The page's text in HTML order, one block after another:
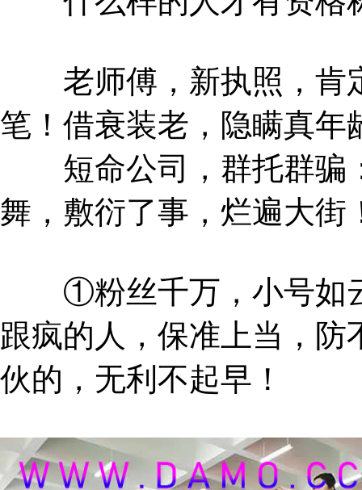
老师傅，新执照，肯
笔！借衰装老，隐瞒真年
短命公司，群托群骗
舞，敷衍了事，烂遍大街
①粉丝千万，小号如云
跟疯的人，保准上当，
伙的，无利不起早！